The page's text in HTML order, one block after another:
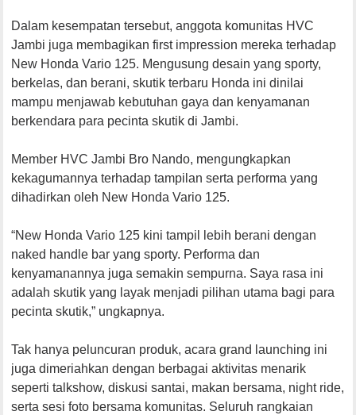
Dalam kesempatan tersebut, anggota komunitas HVC
Jambi juga membagikan first impression mereka terhadap
New Honda Vario 125. Mengusung desain yang sporty,
berkelas, dan berani, skutik terbaru Honda ini dinilai
mampu menjawab kebutuhan gaya dan kenyamanan
berkendara para pecinta skutik di Jambi.
Member HVC Jambi Bro Nando, mengungkapkan
kekagumannya terhadap tampilan serta performa yang
dihadirkan oleh New Honda Vario 125.
“New Honda Vario 125 kini tampil lebih berani dengan
naked handle bar yang sporty. Performa dan
kenyamanannya juga semakin sempurna. Saya rasa ini
adalah skutik yang layak menjadi pilihan utama bagi para
pecinta skutik,” ungkapnya.
Tak hanya peluncuran produk, acara grand launching ini
juga dimeriahkan dengan berbagai aktivitas menarik
seperti talkshow, diskusi santai, makan bersama, night ride,
serta sesi foto bersama komunitas. Seluruh rangkaian